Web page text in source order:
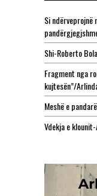
Si ndërveprojnë
Shi-Roberto
Fragment nga
kujtesën”/
Meshë e
Vdekja e